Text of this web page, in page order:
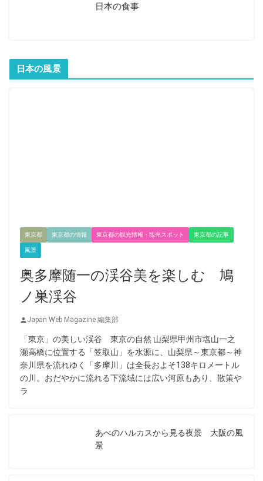
日本の食事
日本の風景
東京都 東京都の情報 東京都の観光情報・観光スポット 東京都の記事
風景
奥多摩随一の渓谷美を楽しむ 鳩
ノ巣渓谷
Japan Web Magazine 編集部
「東京」の美しい渓谷 東京の自然 山梨県甲州市塩山一之
瀬高橋に位置する「笠取山」を水源に、山梨県～東京都～神
奈川県を流れゆく「多摩川」は全長およそ138キロメートル
の川。おだやかに流れる下流域には広い河原もあり、散策や
ラ
あべのハルカスから見る夜景 大阪の風
景